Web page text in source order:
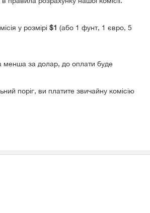
у розмірі $1 (або 1 фунт, 1 євро, 5
менша за долар, до оплати буде
поріг, ви платите звичайну комісію